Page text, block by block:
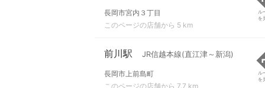
長岡市宮内３丁目
このページの店舗から 5 km
ル
を
前川駅 JR信越本線(直江津～新潟)
長岡市上前島町
このページの店舗から 7.7 km
ル
を